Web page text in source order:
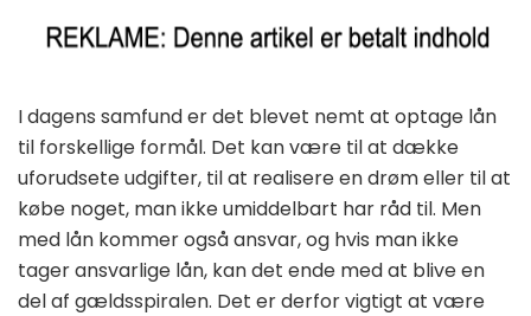
I dagens samfund er det blevet nemt at optage lån
til forskellige formål. Det kan være til at dække
uforudsete udgifter, til at realisere en drøm eller til at
købe noget, man ikke umiddelbart har råd til. Men
med lån kommer også ansvar, og hvis man ikke
tager ansvarlige lån, kan det ende med at blive en
del af gældsspiralen. Det er derfor vigtigt at være